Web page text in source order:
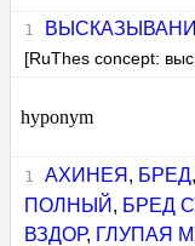
[RuThes concept:
hyponym
АХИНЕЯ , БРЕД,
ПОЛНЫЙ , БРЕД
ВЗДОР, ГЛУПАЯ